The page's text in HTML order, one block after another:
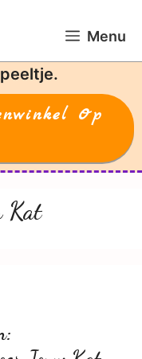
Menu
Op
Kat